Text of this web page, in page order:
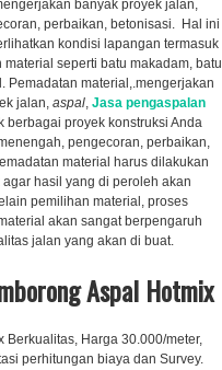
banyak proyek jalan,
perbaikan, betonisasi. Hal ini
kondisi lapangan termasuk
seperti batu makadam, batu
Pemadatan material,.mengerjakan
jalan, aspal, Jasa pengaspalan
berbagai proyek konstruksi Anda
pengecoran, perbaikan,
material harus dilakukan
hasil yang di peroleh akan
pemilihan material, proses
akan sangat berpengaruh
jalan yang akan di buat.
Aspal Hotmix
Berkualitas, Harga 30.000/meter,
perhitungan biaya dan Survey.